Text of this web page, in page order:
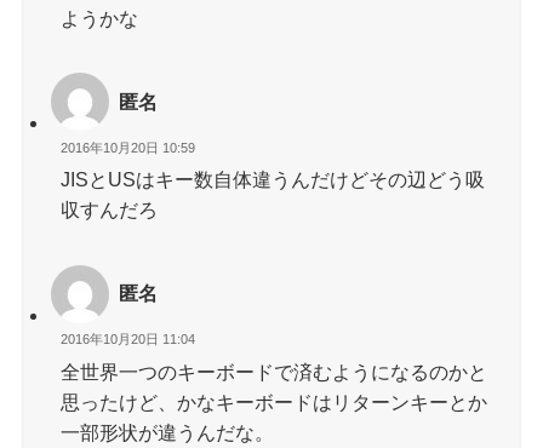
ようかな
匿名
2016年10月20日 10:59
JISとUSはキー数自体違うんだけどその辺どう吸
収すんだろ
匿名
2016年10月20日 11:04
全世界一つのキーボードで済むようになるのかと
思ったけど、かなキーボードはリターンキーとか
一部形状が違うんだな。